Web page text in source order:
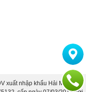
xuất nhập khẩu Hải Minh.